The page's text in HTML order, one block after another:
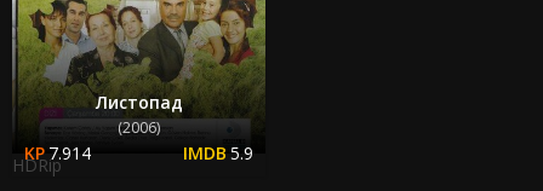
Листопад
(2006)
7.914 5.9
HDRip